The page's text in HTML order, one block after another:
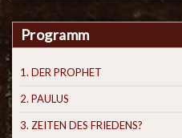
Programm
1. DER PROPHET
2. PAULUS
3. ZEITEN DES FRIEDENS?